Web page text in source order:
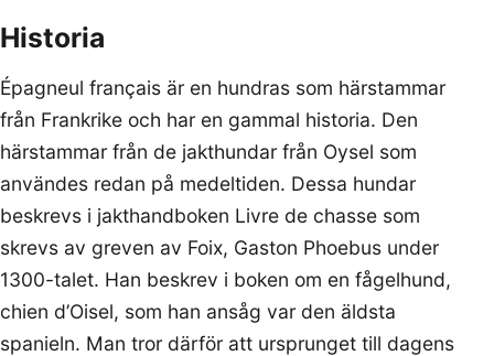
Historia
Épagneul français är en hundras som härstammar
från Frankrike och har en gammal historia. Den
härstammar från de jakthundar från Oysel som
användes redan på medeltiden. Dessa hundar
beskrevs i jakthandboken Livre de chasse som
skrevs av greven av Foix, Gaston Phoebus under
1300-talet. Han beskrev i boken om en fågelhund,
chien d’Oisel, som han ansåg var den äldsta
spanieln. Man tror därför att ursprunget till dagens